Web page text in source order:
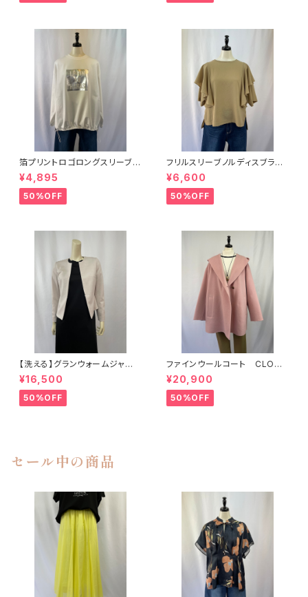
箔プリントロゴロングスリーブプ
ルオーバー CLOCHE
¥4,895
50%OFF
フリルスリーブノルディスブラウ
ス CLOCHE
¥6,600
50%OFF
【洗える】グランウォームジャー
ジ キーカラージャケット UNTI
TLED
¥16,500
50%OFF
ファインウールコート CLOCH
E
¥20,900
50%OFF
セール中の商品